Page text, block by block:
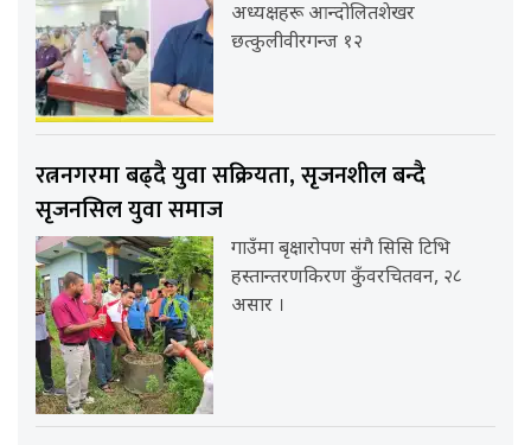
अध्यक्षहरू आन्दोलितशेखर
छत्कुलीवीरगन्ज १२
रत्ननगरमा बढ्दै युवा सक्रियता, सृजनशील बन्दै
सृजनसिल युवा समाज
गाउँमा बृक्षारोपण संगै सिसि टिभि
हस्तान्तरणकिरण कुँवरचितवन, २८
असार ।